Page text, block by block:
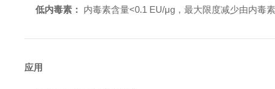
低内毒素：
内毒素含量<0.1 EU/μg，最大限度减少由内毒
应用